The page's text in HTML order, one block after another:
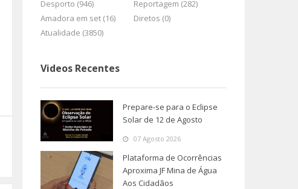
Desporto (946)
Reportagem (282)
Amadora em set (16)
Diretos (0)
Atualidade (3850)
Videos Recentes
Prepare-se para o Eclipse
Solar de 12 de Agosto
07 Agosto 2026
Plataforma de Ocorrências
Aproxima JF Mina de Água
Aos Cidadãos